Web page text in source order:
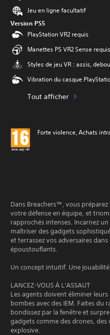
Jeu en ligne facultatif
Version PS5
PlayStation VR2 requis
Manettes PS VR2 Sense
Styles de jeu VR : assis,
Vibration du casque
Tout afficher
Forte violence, Achats
Dans Breachers™, vous
votre défense en équipe, et
rapprochés intenses. Incarnez
maîtriser des gadgets
et terrassez vos adversaires
époustouflants.
Un concept intuitif. Une
LANCEZ-VOUS À L'ASSAUT
Les agents doivent éliminer
bombes avec des IEM. Faites du
bondissez par la fenêtre et
gadgets comme des drones,
explosive.